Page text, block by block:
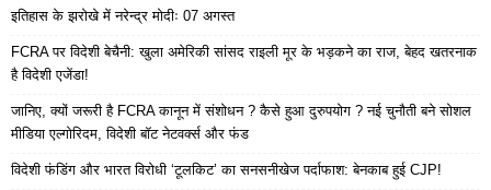
इतिहास के झरोखे में नरेन्द्र मोदीः 07 अगस्त
FCRA पर विदेशी बेचैनी: खुला अमेरिकी सांसद राइली मूर के भड़कने का राज, बेहद खतरनाक
है विदेशी एजेंडा!
जानिए, क्यों जरूरी है FCRA कानून में संशोधन ? कैसे हुआ दुरुपयोग ? नई चुनौती बने सोशल
मीडिया एल्गोरिदम, विदेशी बॉट नेटवर्क्स और फंड
विदेशी फंडिंग और भारत विरोधी ‘टूलकिट’ का सनसनीखेज पर्दाफाश: बेनकाब हुई CJP!